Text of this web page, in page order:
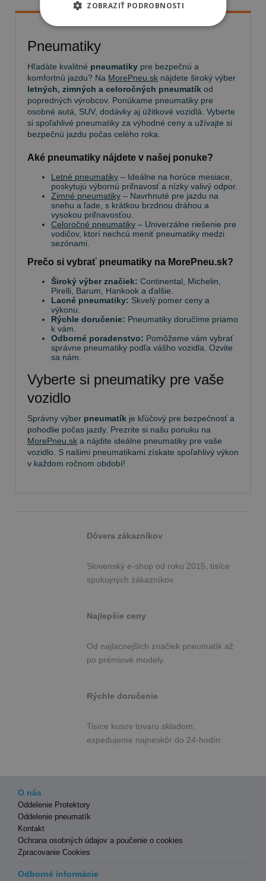
Pneumatiky
Hľadáte kvalitné pneumatiky pre bezpečnú a
komfortnú jazdu? Na MorePneu.sk nájdete široký výber
letných, zimných a celoročných pneumatík od
popredných výrobcov. Ponúkame pneumatiky pre
osobné autá, SUV, dodávky aj úžitkové vozidlá. Vyberte
si spoľahlivé pneumatiky za výhodné ceny a užívajte si
bezpečnú jazdu počas celého roka.
Aké pneumatiky nájdete v našej ponuke?
Letné pneumatiky – Ideálne na horúce mesiace,
poskytujú výbornú priľnavosť a nízky valivý odpor.
Zimné pneumatiky – Navrhnuté pre jazdu na
snehu a ľade, s krátkou brzdnou dráhou a
vysokou priľnavosťou.
Celoročné pneumatiky – Univerzálne riešenie pre
vodičov, ktorí nechcú meniť pneumatiky medzi
sezónami.
Prečo si vybrať pneumatiky na MorePneu.sk?
Široký výber značiek: Continental, Michelin,
Pirelli, Barum, Hankook a ďalšie.
Lacné pneumatiky: Skvelý pomer ceny a
výkonu.
Rýchle doručenie: Pneumatiky doručíme priamo
k vám.
Odborné poradenstvo: Pomôžeme vám vybrať
správne pneumatiky podľa vášho vozidla. Ozvite
sa nám.
Vyberte si pneumatiky pre vaše
vozidlo
Správny výber pneumatík je kľúčový pre bezpečnosť a
pohodlie počas jazdy. Prezrite si našu ponuku na
MorePneu.sk a nájdite ideálne pneumatiky pre vaše
vozidlo. S našimi pneumatikami získate spoľahlivý výkon
v každom ročnom období!
Dôvera zákazníkov
Slovenský e-shop od roku 2015, tisíce
spokojných zákazníkov.
Najlepšie ceny
Od najlacnejších značiek pneumatík až
po prémiové modely.
Rýchle doručenie
Tisíce kusov tovaru skladom,
expedujeme najneskôr do 24-hodín.
O nás
Oddelenie Protektory
Oddelenie pneumatík
Kontakt
Ochrana osobných údajov a poučenie o cookies
Zpracovanie Cookies
Odborné informácie
ZOBRAZIŤ PODROBNOSTI